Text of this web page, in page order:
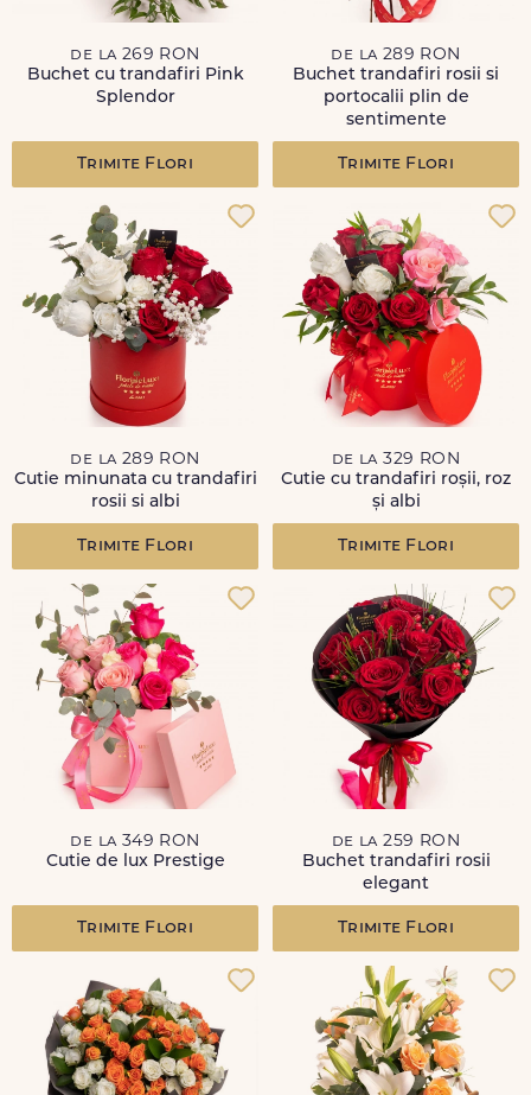
de la 269 RON
Buchet cu trandafiri Pink
Splendor
Trimite Flori
de la 289 RON
Buchet trandafiri rosii si
portocalii plin de
sentimente
Trimite Flori
de la 289 RON
Cutie minunata cu trandafiri
rosii si albi
Trimite Flori
de la 329 RON
Cutie cu trandafiri roșii, roz
și albi
Trimite Flori
de la 349 RON
Cutie de lux Prestige
Trimite Flori
de la 259 RON
Buchet trandafiri rosii
elegant
Trimite Flori